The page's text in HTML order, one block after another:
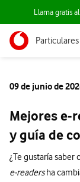
Llama gratis al
Ir a la pagina
Menu
Particulares
Grandes empresas
y AA.PP.
09 de junio de
Mejores e-
y guía de
¿Te gustaría saber
e-readersha